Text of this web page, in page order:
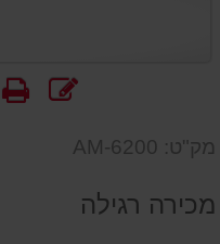
הדפס
מק"ט: AM-6200
מכירה רגילה